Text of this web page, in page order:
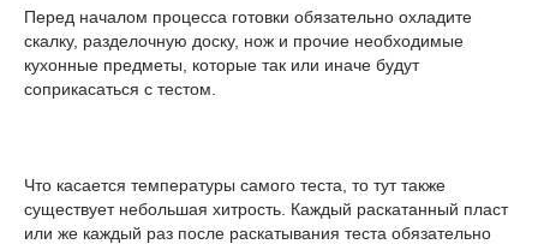
Перед началом процесса готовки обязательно охладите
скалку, разделочную доску, нож и прочие необходимые
кухонные предметы, которые так или иначе будут
соприкасаться с тестом.
Что касается температуры самого теста, то тут также
существует небольшая хитрость. Каждый раскатанный пласт
или же каждый раз после раскатывания теста обязательно